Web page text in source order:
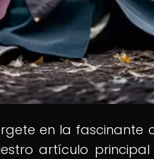
en la fascinante
artículo principal